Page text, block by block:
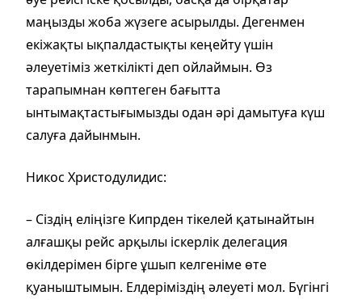
маңызды жоба жүзеге асырылды. Дегенмен
екіжақты ықпалдастықты кеңейту үшін
әлеуетіміз жеткілікті деп ойлаймын. Өз
тарапымнан көптеген бағытта
ынтымақтастығымызды одан әрі дамытуға күш
салуға дайынмын.
Никос Христодулидис:
– Сіздің еліңізге Кипрден тікелей қатынайтын
алғашқы рейс арқылы іскерлік делегация
өкілдерімен бірге ұшып келгеніме өте
қуаныштымын. Елдеріміздің әлеуеті мол. Бүгінгі